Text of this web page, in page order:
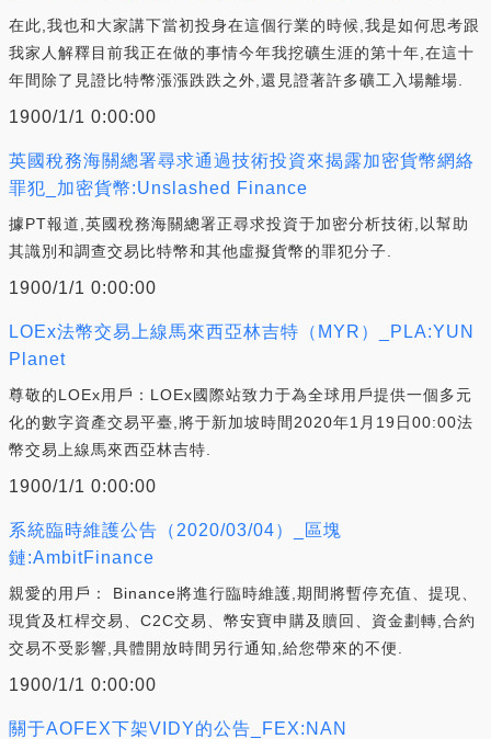
在此,我也和大家講下當初投身在這個行業的時候,我是如何思考跟
我家人解釋目前我正在做的事情今年我挖礦生涯的第十年,在這十
年間除了見證比特幣漲漲跌跌之外,還見證著許多礦工入場離場.
1900/1/1 0:00:00
英國稅務海關總署尋求通過技術投資來揭露加密貨幣網絡
罪犯_加密貨幣:Unslashed Finance
據PT報道,英國稅務海關總署正尋求投資于加密分析技術,以幫助
其識別和調查交易比特幣和其他虛擬貨幣的罪犯分子.
1900/1/1 0:00:00
LOEx法幣交易上線馬來西亞林吉特（MYR）_PLA:YUN
Planet
尊敬的LOEx用戶：LOEx國際站致力于為全球用戶提供一個多元
化的數字資產交易平臺,將于新加坡時間2020年1月19日00:00法
幣交易上線馬來西亞林吉特.
1900/1/1 0:00:00
系統臨時維護公告（2020/03/04）_區塊
鏈:AmbitFinance
親愛的用戶： Binance將進行臨時維護,期間將暫停充值、提現、
現貨及杠桿交易、C2C交易、幣安寶申購及贖回、資金劃轉,合約
交易不受影響,具體開放時間另行通知,給您帶來的不便.
1900/1/1 0:00:00
關于AOFEX下架VIDY的公告_FEX:NAN